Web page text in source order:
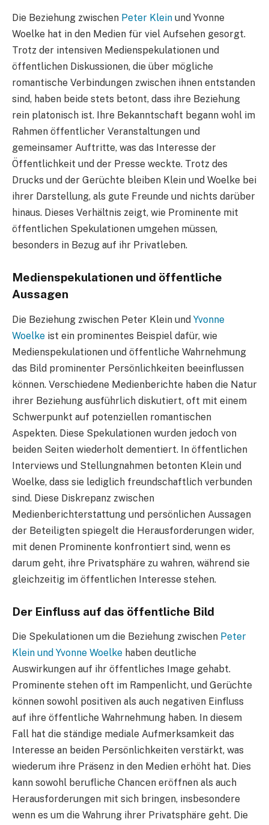
Die Beziehung zwischen Peter Klein und Yvonne
Woelke hat in den Medien für viel Aufsehen gesorgt.
Trotz der intensiven Medienspekulationen und
öffentlichen Diskussionen, die über mögliche
romantische Verbindungen zwischen ihnen entstanden
sind, haben beide stets betont, dass ihre Beziehung
rein platonisch ist. Ihre Bekanntschaft begann wohl im
Rahmen öffentlicher Veranstaltungen und
gemeinsamer Auftritte, was das Interesse der
Öffentlichkeit und der Presse weckte. Trotz des
Drucks und der Gerüchte bleiben Klein und Woelke bei
ihrer Darstellung, als gute Freunde und nichts darüber
hinaus. Dieses Verhältnis zeigt, wie Prominente mit
öffentlichen Spekulationen umgehen müssen,
besonders in Bezug auf ihr Privatleben.
Medienspekulationen und öffentliche
Aussagen
Die Beziehung zwischen Peter Klein und Yvonne
Woelke ist ein prominentes Beispiel dafür, wie
Medienspekulationen und öffentliche Wahrnehmung
das Bild prominenter Persönlichkeiten beeinflussen
können. Verschiedene Medienberichte haben die Natur
ihrer Beziehung ausführlich diskutiert, oft mit einem
Schwerpunkt auf potenziellen romantischen
Aspekten. Diese Spekulationen wurden jedoch von
beiden Seiten wiederholt dementiert. In öffentlichen
Interviews und Stellungnahmen betonten Klein und
Woelke, dass sie lediglich freundschaftlich verbunden
sind. Diese Diskrepanz zwischen
Medienberichterstattung und persönlichen Aussagen
der Beteiligten spiegelt die Herausforderungen wider,
mit denen Prominente konfrontiert sind, wenn es
darum geht, ihre Privatsphäre zu wahren, während sie
gleichzeitig im öffentlichen Interesse stehen.
Der Einfluss auf das öffentliche Bild
Die Spekulationen um die Beziehung zwischen Peter
Klein und Yvonne Woelke haben deutliche
Auswirkungen auf ihr öffentliches Image gehabt.
Prominente stehen oft im Rampenlicht, und Gerüchte
können sowohl positiven als auch negativen Einfluss
auf ihre öffentliche Wahrnehmung haben. In diesem
Fall hat die ständige mediale Aufmerksamkeit das
Interesse an beiden Persönlichkeiten verstärkt, was
wiederum ihre Präsenz in den Medien erhöht hat. Dies
kann sowohl berufliche Chancen eröffnen als auch
Herausforderungen mit sich bringen, insbesondere
wenn es um die Wahrung ihrer Privatsphäre geht. Die